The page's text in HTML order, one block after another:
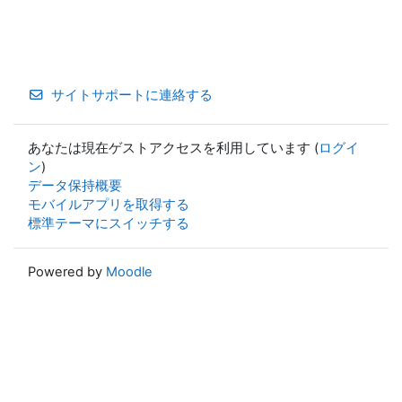
サイトサポートに連絡する
あなたは現在ゲストアクセスを利用しています (ログイ
ン)
データ保持概要
モバイルアプリを取得する
標準テーマにスイッチする
Powered by Moodle